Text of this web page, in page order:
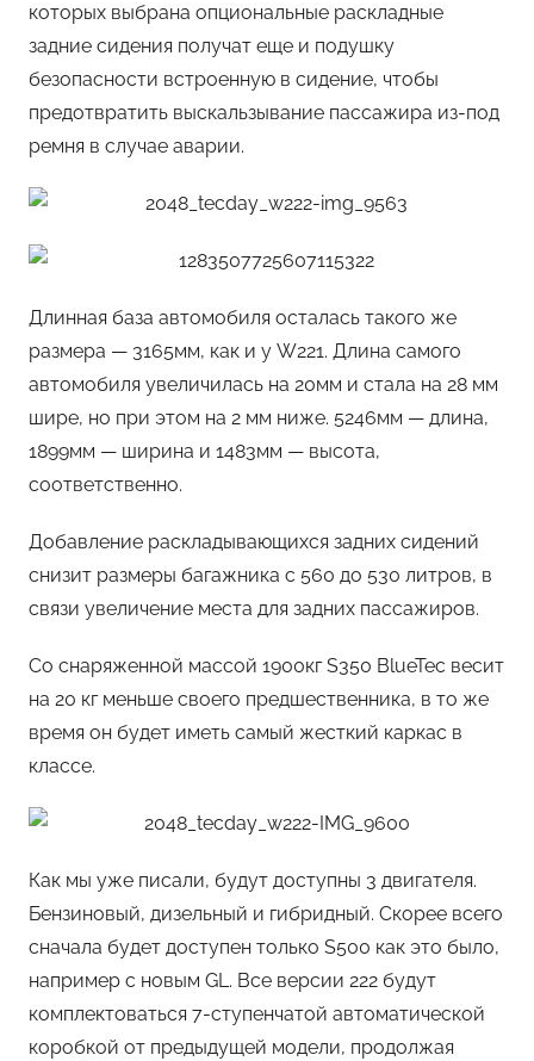
которых выбрана опциональные раскладные
задние сидения получат еще и подушку
безопасности встроенную в сидение, чтобы
предотвратить выскальзывание пассажира из-под
ремня в случае аварии.
Длинная база автомобиля осталась такого же
размера — 3165мм, как и у W221. Длина самого
автомобиля увеличилась на 20мм и стала на 28 мм
шире, но при этом на 2 мм ниже. 5246мм — длина,
1899мм — ширина и 1483мм — высота,
соответственно.
Добавление раскладывающихся задних сидений
снизит размеры багажника с 560 до 530 литров, в
связи увеличение места для задних пассажиров.
Со снаряженной массой 1900кг S350 BlueTec весит
на 20 кг меньше своего предшественника, в то же
время он будет иметь самый жесткий каркас в
классе.
Как мы уже писали, будут доступны 3 двигателя.
Бензиновый, дизельный и гибридный. Скорее всего
сначала будет доступен только S500 как это было,
например с новым GL. Все версии 222 будут
комплектоваться 7-ступенчатой автоматической
коробкой от предыдущей модели, продолжая